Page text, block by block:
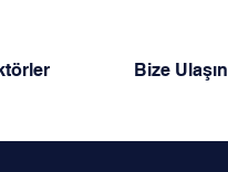
Bize Ulaşın